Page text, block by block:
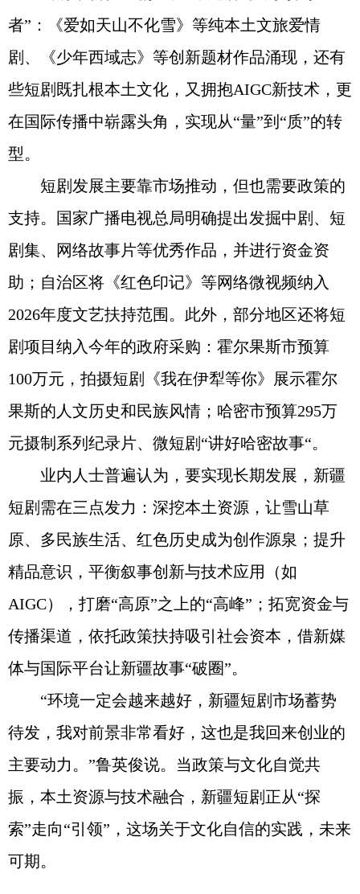
者”：《爱如天山不化雪》等纯本土文旅爱情
剧、《少年西域志》等创新题材作品涌现，还有
些短剧既扎根本土文化，又拥抱AIGC新技术，更
在国际传播中崭露头角，实现从“量”到“质”的转
型。
短剧发展主要靠市场推动，但也需要政策的
支持。国家广播电视总局明确提出发掘中剧、短
剧集、网络故事片等优秀作品，并进行资金资
助；自治区将《红色印记》等网络微视频纳入
2026年度文艺扶持范围。此外，部分地区还将短
剧项目纳入今年的政府采购：霍尔果斯市预算
100万元，拍摄短剧《我在伊犁等你》展示霍尔
果斯的人文历史和民族风情；哈密市预算295万
元摄制系列纪录片、微短剧“讲好哈密故事“。
业内人士普遍认为，要实现长期发展，新疆
短剧需在三点发力：深挖本土资源，让雪山草
原、多民族生活、红色历史成为创作源泉；提升
精品意识，平衡叙事创新与技术应用（如
AIGC），打磨“高原”之上的“高峰”；拓宽资金与
传播渠道，依托政策扶持吸引社会资本，借新媒
体与国际平台让新疆故事“破圈”。
“环境一定会越来越好，新疆短剧市场蓄势
待发，我对前景非常看好，这也是我回来创业的
主要动力。”鲁英俊说。当政策与文化自觉共
振，本土资源与技术融合，新疆短剧正从“探
索”走向“引领”，这场关于文化自信的实践，未来
可期。